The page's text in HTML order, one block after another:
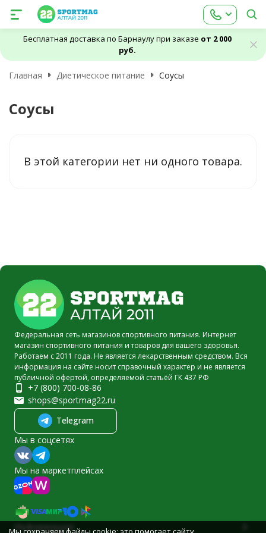
Бесплатная доставка по Барнаулу при заказе от 2 000
руб.
Главная Диетическое питание Соусы
Соусы
В этой категории нет ни одного товара.
Федеральная сеть магазинов спортивного питания. Интернет
магазин спортивного питания и товаров для вашего здоровья.
Работаем с 2011 года. Не является лекарственным средством. Вся
информация на сайте носит справочный характер и не является
публичной офертой, определяемой статьёй ГК 437 РФ
+7 (800) 700-08-86
shops@sportmag22.ru
Telegram
Мы в соцсетях
Мы на маркетплейсах
Информация